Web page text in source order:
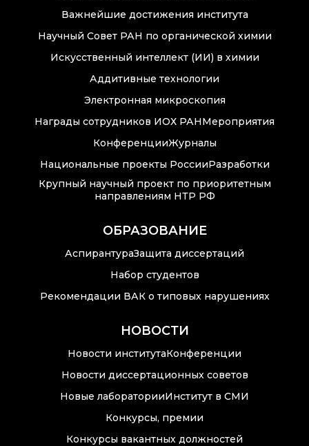
Важнейшие достижения института
Научный Совет РАН по органической химии
Искусственный интеллект (ИИ) в химии
Аддитивные технологии
Электронная микроскопия
Награды сотрудников ИОХ РАНМероприятия
КонференцииЖурналы
Национальные проекты РоссииРазработки
Крупный научный проект по приоритетным
направлениям НТР РФ
ОБРАЗОВАНИЕ
АспирантураЗащита диссертаций
Набор студентов
Рекомендации ВАК о типовых нарушениях
НОВОСТИ
Новости институтаКонференции
Новости диссертационных советов
Новые лабораторииИнститут в СМИ
Конкурсы, премии
Конкурсы вакантных должностей